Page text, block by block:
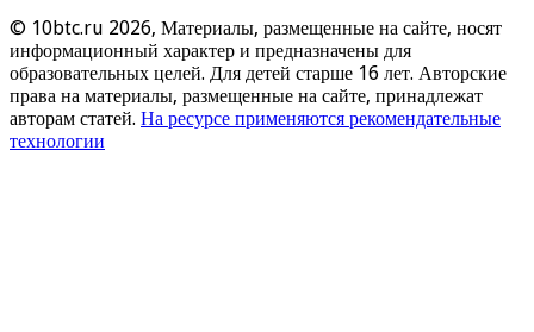
© 10btc.ru 2026, Материалы, размещенные на сайте, носят
информационный характер и предназначены для
образовательных целей. Для детей старше 16 лет. Авторские
права на материалы, размещенные на сайте, принадлежат
авторам статей. На ресурсе применяются рекомендательные
технологии